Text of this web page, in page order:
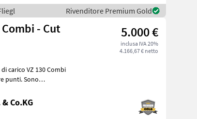
Rivenditore Premium Gold
- Cut 5.000 €
inclusa IVA 20%
4.166,67 € netto
carico VZ 130 Combi
Sono
Co.KG